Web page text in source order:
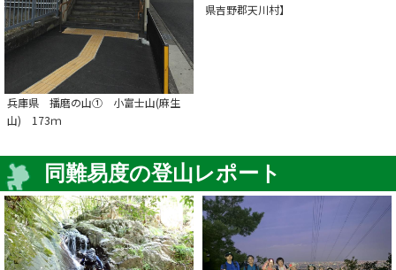
兵庫県 播磨の山① 小富士山(麻生
山) 173ｍ
県吉野郡天川村】
同難易度の登山レポート